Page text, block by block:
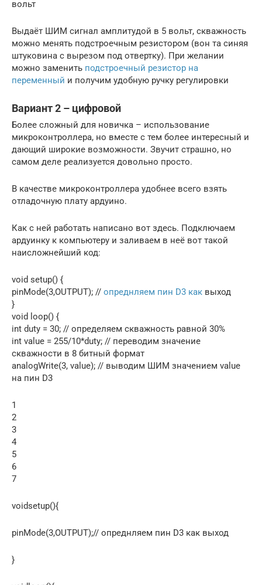
вольт
Выдаёт ШИМ сигнал амплитудой в 5 вольт, скважность
можно менять подстроечным резистором (вон та синяя
штуковина с вырезом под отвертку). При желании
можно заменить подстроечный резистор на
переменный и получим удобную ручку регулировки
Вариант 2 – цифровой
Более сложный для новичка – использование
микроконтроллера, но вместе с тем более интересный и
дающий широкие возможности. Звучит страшно, но
самом деле реализуется довольно просто.
В качестве микроконтроллера удобнее всего взять
отладочную плату ардуино.
Как с ней работать написано вот здесь. Подключаем
ардуинку к компьютеру и заливаем в неё вот такой
наисложнейший код:
void setup() {
pinMode(3,OUTPUT); // опреднляем пин D3 как выход
}
void loop() {
int duty = 30; // определяем скважность равной 30%
int value = 255/10*duty; // переводим значение
скважности в 8 битный формат
analogWrite(3, value); // выводим ШИМ значением value
на пин D3
1
2
3
4
5
6
7
voidsetup(){
pinMode(3,OUTPUT);// опреднляем пин D3 как выход
}